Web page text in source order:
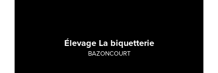
Élevage La biquetterie
BAZONCOURT